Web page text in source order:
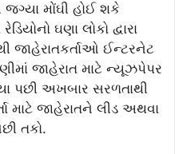
જગ્યા મોંઘી હોઈ શકે
ઘણા લોકો દ્વારા
જાહેરાતકર્તાઓ ઈન્ટરનેટ
જાહેરાત માટે ન્યૂઝપેપર
પછી અખબાર સરળતાથી
માટે જાહેરાતને લીડ અથવા
તકો.